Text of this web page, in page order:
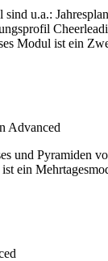
u.a.:
Modul ist ein
Advanced
und Pyramiden
ein